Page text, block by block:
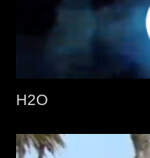
H2O